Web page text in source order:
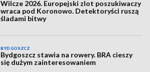
Wilcze 2026. Europejski zlot poszukiwaczy
wraca pod Koronowo. Detektoryści ruszą
śladami bitwy
BYDGOSZCZ
Bydgoszcz stawia na rowery. BRA cieszy
się dużym zainteresowaniem